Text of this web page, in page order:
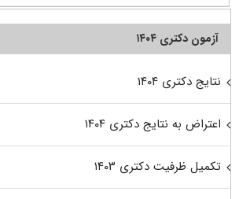
آزمون دکتری ۱۴۰۴
نتایج دکتری ۱۴۰۴
اعتراض به نتایج دکتری ۱۴۰۴
تکمیل ظرفیت دکتری ۱۴۰۳